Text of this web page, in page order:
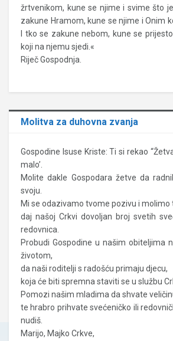
žrtvenikom, kune se njime i svime što
zakune Hramom, kune se njime i Onim
I tko se zakune nebom, kune se
koji na njemu sjedi.«
Riječ Gospodnja.
Molitva za duhovna zvanja
Gospodine Isuse Kriste: Ti si rekao
malo’.
Molite dakle Gospodara žetve da
svoju.
Mi se odazivamo tvome pozivu i molimo
daj našoj Crkvi dovoljan broj svetih
redovnica.
Probudi Gospodine u našim obiteljima
životom,
da naši roditelji s radošću primaju djecu,
koja će biti spremna staviti se u službu
Pomozi našim mladima da shvate
te hrabro prihvate svećeničko ili
nudiš.
Marijo, Majko Crkve,